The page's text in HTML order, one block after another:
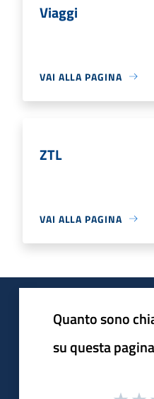
Viaggi
VAI ALLA PAGINA
ZTL
VAI ALLA PAGINA
Quanto sono
su questa